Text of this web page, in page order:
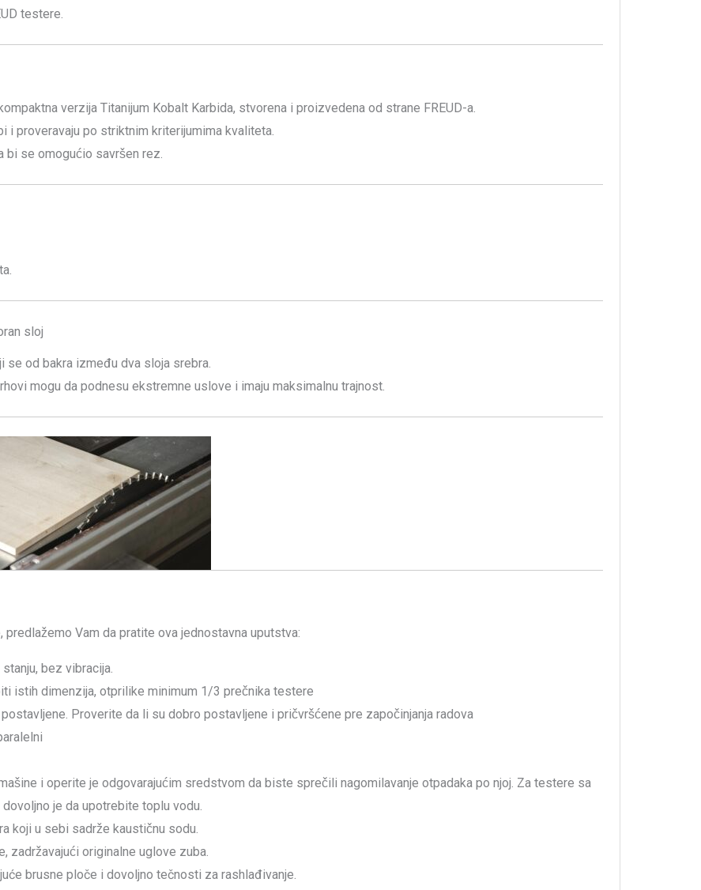
testere.
verzija Titanijum Kobalt Karbida, stvorena i proizvedena od strane FREUD-a.
i proveravaju po striktnim kriterijumima kvaliteta.
bi se omogućio savršen rez.
sloj
se od bakra između dva sloja srebra.
mogu da podnesu ekstremne uslove i imaju maksimalnu trajnost.
Vam da pratite ova jednostavna uputstva:
bez vibracija.
istih dimenzija, otprilike minimum 1/3 prečnika testere
Proverite da li su dobro postavljene i pričvršćene pre započinjanja radova
i operite je odgovarajućim sredstvom da biste sprečili nagomilavanje otpadaka po njoj. Za testere sa
je da upotrebite toplu vodu.
koji u sebi sadrže kaustičnu sodu.
zadržavajući originalne uglove zuba.
brusne ploče i dovoljno tečnosti za rashlađivanje.